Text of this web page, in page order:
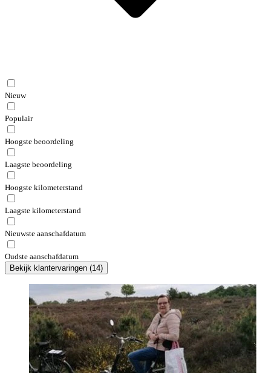
Nieuw
Populair
Hoogste beoordeling
Laagste beoordeling
Hoogste kilometerstand
Laagste kilometerstand
Nieuwste aanschafdatum
Oudste aanschafdatum
Bekijk klantervaringen (14)